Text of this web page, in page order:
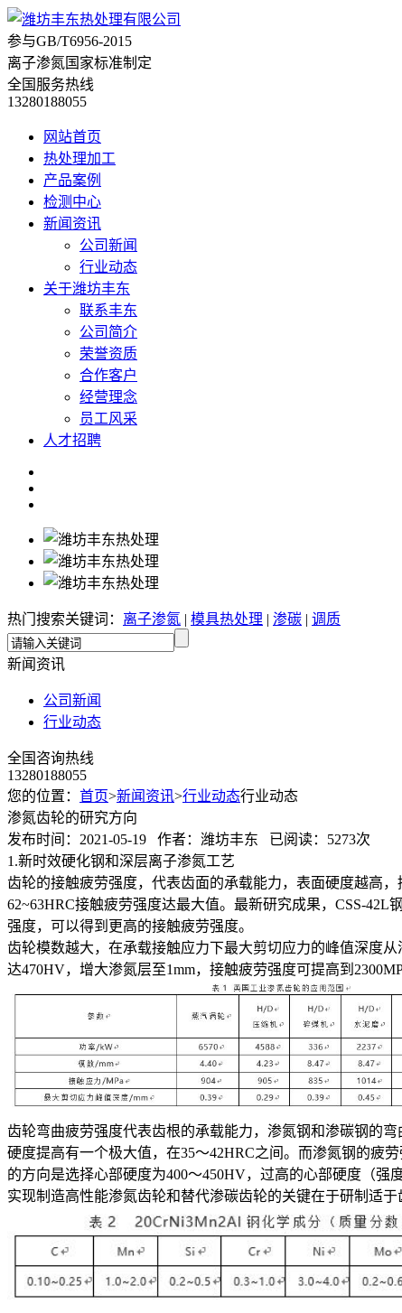
参与GB/T6956-2015
离子渗氮国家标准制定
全国服务热线
13280188055
网站首页
热处理加工
产品案例
检测中心
新闻资讯
公司新闻
行业动态
关于潍坊丰东
联系丰东
公司简介
荣誉资质
合作客户
经营理念
员工风采
人才招聘
热门搜索关键词： 离子渗氮 | 模具热处理 | 渗碳 | 调质
新闻资讯
公司新闻
行业动态
全国咨询热线
13280188055
您的位置： 首页>新闻资讯>行业动态行业动态
渗氮齿轮的研究方向
发布时间：2021-05-19 作者：潍坊丰东 已阅读：5273次
1.新时效硬化钢和深层离子渗氮工艺
齿轮的接触疲劳强度，代表齿面的承载能力，表面硬度越高
62~63HRC接触疲劳强度达最大值。最新研究成果，CSS-42L
强度，可以得到更高的接触疲劳强度。
齿轮模数越大，在承载接触应力下最大剪切应力的峰值深度
达470HV，增大渗氮层至1mm，接触疲劳强度可提高到
齿轮弯曲疲劳强度代表齿根的承载能力，渗氮钢和渗碳钢的
硬度提高有一个极大值，在35～42HRC之间。而渗氮钢的疲
的方向是选择心部硬度为400～450HV，过高的心部硬度（强
实现制造高性能渗氮齿轮和替代渗碳齿轮的关键在于研制适